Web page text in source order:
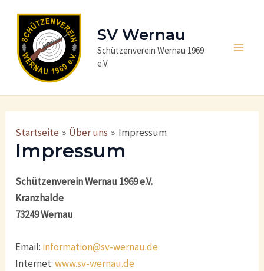
springen
SV Wernau
Schützenverein Wernau 1969
e.V.
Startseite Über uns Impressum
Impressum
Schützenverein Wernau 1969 e.V.
Kranzhalde
73249 Wernau
Email: information@sv-wernau.de
Internet:www.sv-wernau.de